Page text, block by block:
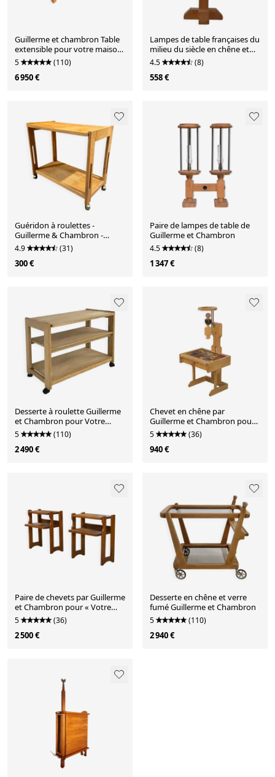
Guillerme et chambron Table
extensible pour votre maison
France
5 (110)
6 950 €
Lampes de table françaises du
milieu du siècle en chêne et
céramique Guillerme et
Chambron (3 disponibles)
4.5 (8)
558 €
Guéridon à roulettes -
Guillerme & Chambron -
Années 1980
4.9 (31)
300 €
Paire de lampes de table de
Guillerme et Chambron
4.5 (8)
1 347 €
Desserte à roulette Guillerme
et Chambron pour Votre
MAison
5 (110)
2 490 €
Chevet en chêne par
Guillerme et Chambron pour
Votre Maison 1950’s
5 (36)
940 €
Paire de chevets par Guillerme
et Chambron pour « Votre
Maison » 1960’s
5 (36)
2 500 €
Desserte en chêne et verre
fumé Guillerme et Chambron
5 (110)
2 940 €